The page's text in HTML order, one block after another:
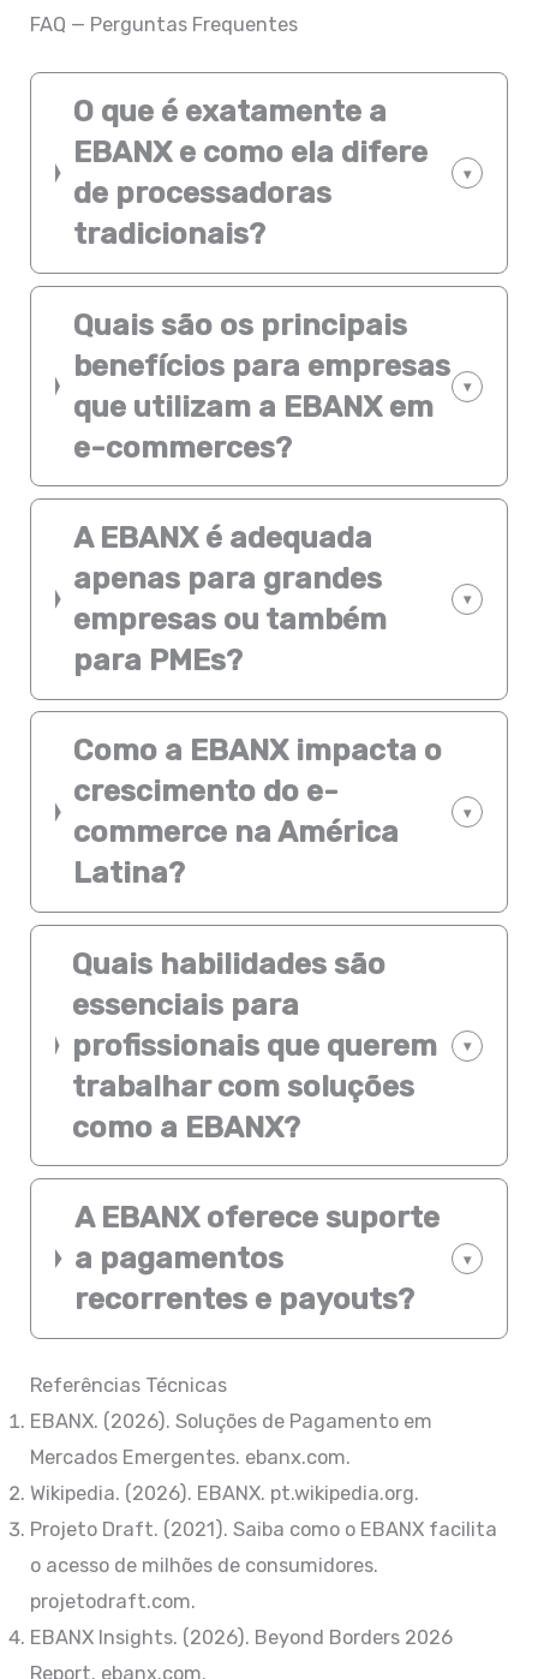
FAQ — Perguntas Frequentes
O que é exatamente a
EBANX e como ela difere
de processadoras
tradicionais?
▾
Quais são os principais
benefícios para empresas
que utilizam a EBANX em
e-commerces?
▾
A EBANX é adequada
apenas para grandes
empresas ou também
para PMEs?
▾
Como a EBANX impacta o
crescimento do e-
commerce na América
Latina?
▾
Quais habilidades são
essenciais para
profissionais que querem
trabalhar com soluções
como a EBANX?
▾
A EBANX oferece suporte
a pagamentos
recorrentes e payouts?
▾
Referências Técnicas
EBANX. (2026). Soluções de Pagamento em
Mercados Emergentes. ebanx.com.
Wikipedia. (2026). EBANX. pt.wikipedia.org.
Projeto Draft. (2021). Saiba como o EBANX facilita
o acesso de milhões de consumidores.
projetodraft.com.
EBANX Insights. (2026). Beyond Borders 2026
Report. ebanx.com.